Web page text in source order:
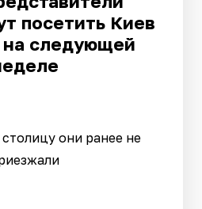
посетить Киев
следующей
они ранее не